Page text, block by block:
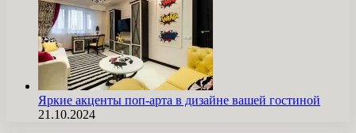
Яркие акценты поп-арта в дизайне вашей гостиной
21.10.2024